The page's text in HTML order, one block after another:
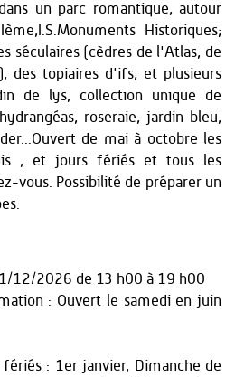
un parc romantique, autour
Historiques;
séculaires (cèdres de l'Atlas, de
des topiaires d'ifs, et plusieurs
de lys, collection unique de
roseraie, jardin bleu,
de mai à octobre les
, et jours fériés et tous les
vous. Possibilité de préparer un
12/2026 de 13 h00 à 19 h00
: Ouvert le samedi en juin
: 1er janvier, Dimanche de